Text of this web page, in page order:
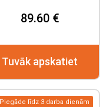
89.60 €
Tuvāk apskatiet
Piegāde līdz 3 darba dienām